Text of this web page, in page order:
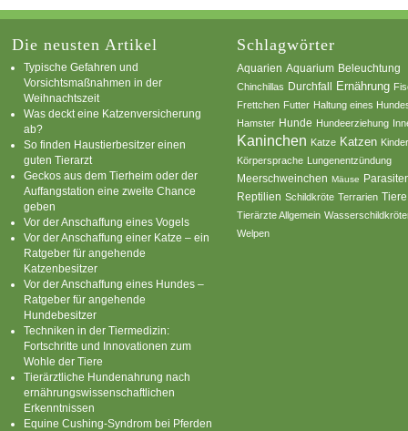
Die neusten Artikel
Typische Gefahren und
Vorsichtsmaßnahmen in der
Weihnachtszeit
Was deckt eine Katzenversicherung
ab?
So finden Haustierbesitzer einen
guten Tierarzt
Geckos aus dem Tierheim oder der
Auffangstation eine zweite Chance
geben
Vor der Anschaffung eines Vogels
Vor der Anschaffung einer Katze – ein
Ratgeber für angehende
Katzenbesitzer
Vor der Anschaffung eines Hundes –
Ratgeber für angehende
Hundebesitzer
Techniken in der Tiermedizin:
Fortschritte und Innovationen zum
Wohle der Tiere
Tierärztliche Hundenahrung nach
ernährungswissenschaftlichen
Erkenntnissen
Equine Cushing-Syndrom bei Pferden
Schlagwörter
Aquarien Aquarium Beleuchtung
Chinchillas Durchfall Ernährung
Frettchen Futter Haltung eines
Hamster Hunde Hundeerziehung
Kaninchen Katze Katzen
Körpersprache Lungenentzündung
Meerschweinchen Mäuse
Reptilien Schildkröte Terrarien Tiere
Tierärzte Allgemein
Welpen